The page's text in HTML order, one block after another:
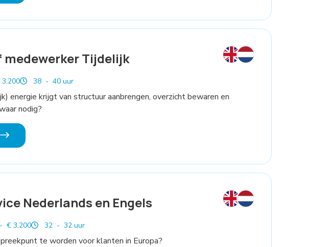
Tijdelijk
38 - 40 uur
energie krijgt van structuur aanbrengen, overzicht bewaren en
nodig?
Nederlands en Engels
€ 3,200 32 - 32 uur
te worden voor klanten in Europa?